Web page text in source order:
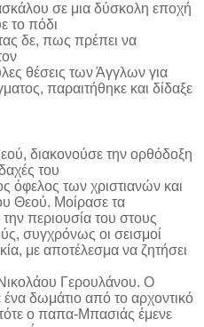
σε μια δύσκολη εποχή
το πόδι
δε, πως πρέπει να
θέσεις των Άγγλων για
παραιτήθηκε και δίδαξε
διακονούσε την ορθόδοξη
του
όφελος των χριστιανών και
Θεού. Μοίρασε τα
περιουσία του στους
συγχρόνως οι σεισμοί
με αποτέλεσμα να ζητήσει
Γερουλάνου. Ο
δωμάτιο από το αρχοντικό
ο παπα-Μπασιάς έμενε